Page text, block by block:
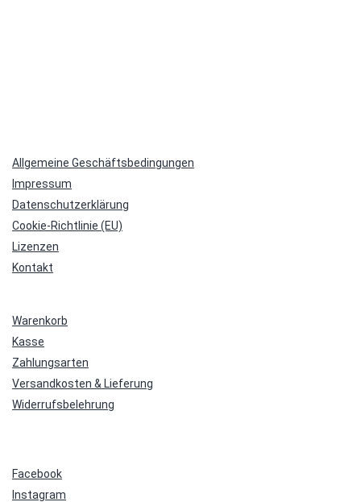
Allgemeine Geschäftsbedingungen
Impressum
Datenschutzerklärung
Cookie-Richtlinie (EU)
Lizenzen
Kontakt
Warenkorb
Kasse
Zahlungsarten
Versandkosten & Lieferung
Widerrufsbelehrung
Facebook
Instagram